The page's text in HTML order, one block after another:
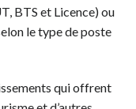
BTS et Licence) ou
le type de poste
qui offrent